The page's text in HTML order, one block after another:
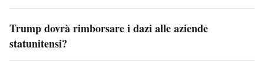
Trump dovrà rimborsare i dazi alle aziende
statunitensi?